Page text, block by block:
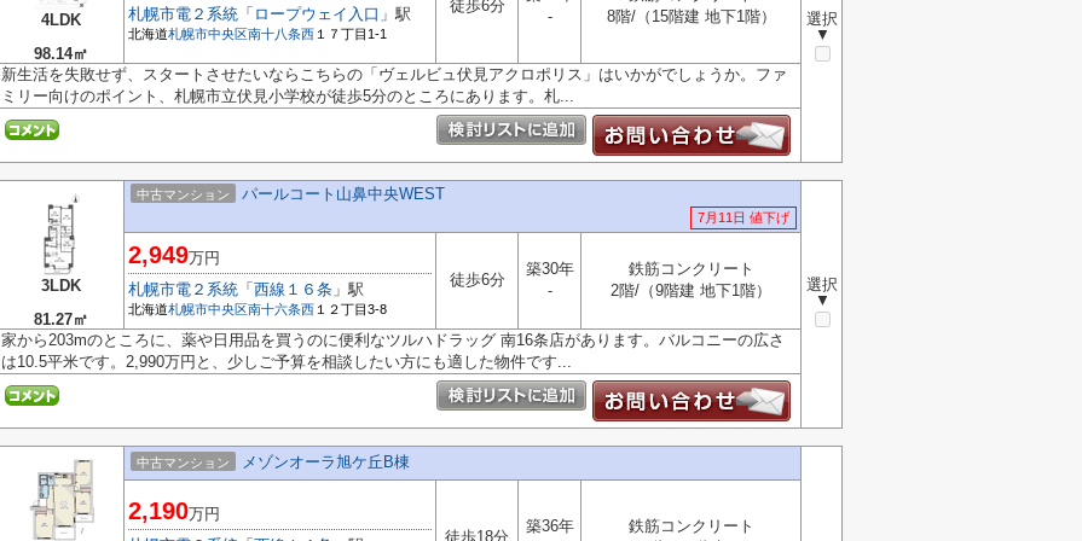
4LDK
98.14㎡
選択
▼
札幌市電２系統 「 ロープウェイ入口 」駅
北海道札幌市中央区南十八条西 １７丁目1-1
徒歩6分
-
8階/（15階建 地下1階）
新生活を失敗せず、スタートさせたいならこちらの「ヴェルビュ伏見アクロポリス」はいかがでしょうか。ファ
ミリー向けのポイント、札幌市立伏見小学校が徒歩5分のところにあります。札...
3LDK
81.27㎡
中古マンション パールコート山鼻中央WEST
7月11日 値下げ
選択
▼
2,949万円
札幌市電２系統 「 西線１６条 」駅
北海道札幌市中央区南十六条西 １２丁目3-8
徒歩6分
築30年
-
鉄筋コンクリート
2階/（9階建 地下1階）
家から203mのところに、薬や日用品を買うのに便利なツルハドラッグ 南16条店があります。バルコニーの広さ
は10.5平米です。2,990万円と、少しご予算を相談したい方にも適した物件です...
中古マンション メゾンオーラ旭ケ丘B棟
2,190万円
徒歩18分
築36年
鉄筋コンクリート